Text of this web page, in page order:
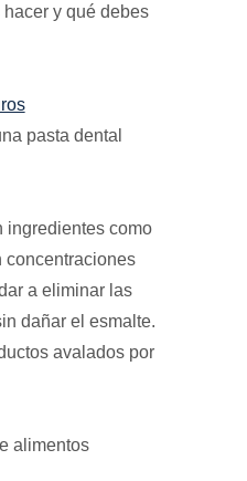
y qué debes
pasta dental
ingredientes como
concentraciones
a eliminar las
dañar el esmalte.
avalados por
alimentos